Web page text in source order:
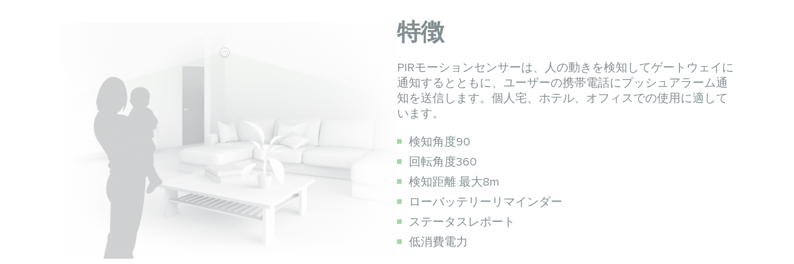
特徴
PIRモーションセンサーは、人の動きを検知してゲートウェイに
通知するとともに、ユーザーの携帯電話にプッシュアラーム通
知を送信します。個人宅、ホテル、オフィスでの使用に適して
います。
検知角度90
回転角度360
検知距離 最大8m
ローバッテリーリマインダー
ステータスレポート
低消費電力